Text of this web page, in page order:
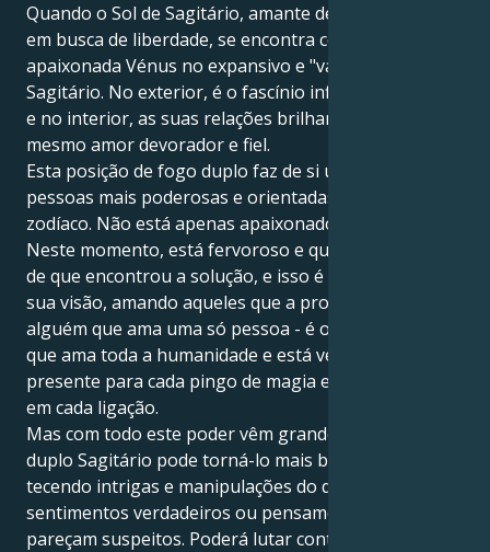
Quando o Sol de Sagitário, amante de aventuras e
em busca de liberdade, se encontra com a
apaixonada Vénus no expansivo e "vale tudo"
Sagitário. No exterior, é o fascínio infinito do carisma;
e no interior, as suas relações brilham como esse
mesmo amor devorador e fiel.
Esta posição de fogo duplo faz de si uma das
pessoas mais poderosas e orientadas para a ação do
zodíaco. Não está apenas apaixonado; você é o amor.
Neste momento, está fervoroso e quente na sua fé
de que encontrou a solução, e isso é ótimo! É leal à
sua visão, amando aqueles que a protegem. Não é
alguém que ama uma só pessoa - é o tipo de alma
que ama toda a humanidade e está verdadeiramente
presente para cada pingo de magia e assertividade
em cada ligação.
Mas com todo este poder vêm grandes desafios. O
duplo Sagitário pode torná-lo mais brincalhão,
tecendo intrigas e manipulações do que partilhando
sentimentos verdadeiros ou pensamentos que
pareçam suspeitos. Poderá lutar contra uma